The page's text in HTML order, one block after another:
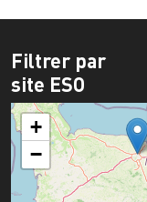
Filtrer par
site ESO
+
−